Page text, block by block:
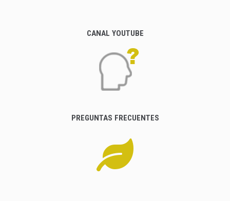
CANAL YOUTUBE
PREGUNTAS FRECUENTES